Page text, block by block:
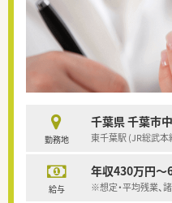
勤務地
千葉県 千葉市
東千葉駅 (JR総武本
給与
年収430万円～
※想定・平均残業、